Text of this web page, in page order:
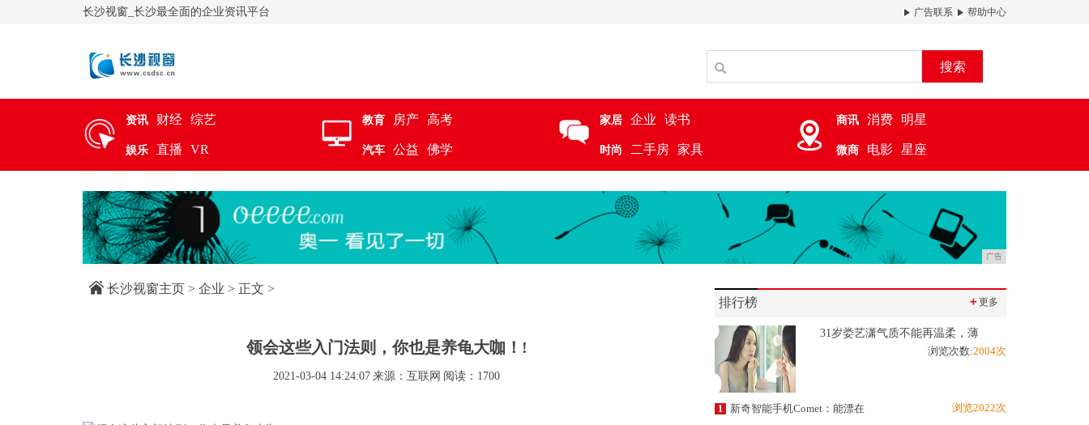
长沙视窗_长沙最全面的企业资讯平台 广告联系 帮助中心
搜索
资讯 财经 综艺
娱乐 直播 VR
教育 房产 高考
汽车 公益 佛学
家居 企业 读书
时尚 二手房 家具
商讯 消费 明星
微商 电影 星座
广告
长沙视窗主页 > 企业 > 正文 >
领会这些入门法则，你也是养龟大咖！!
2021-03-04 14:24:07 来源：互联网 阅读：1700
排行榜 ＋更多
31岁娄艺潇气质不能再温柔，薄
浏览次数:2004次
1 新奇智能手机Comet：能漂在 浏览2022次